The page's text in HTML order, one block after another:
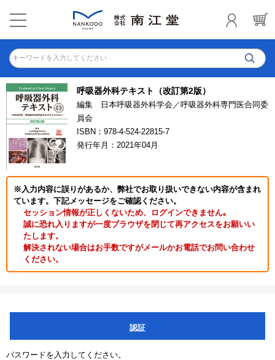
キーワードを入力してください
呼吸器外科テキスト（改訂第2版）
編集 日本呼吸器外科学会／呼吸器外科専門医合同委
員会
ISBN：978-4-524-22815-7
発行年月：2021年04月
※入力内容に誤りがあるか、弊社でお取り扱いできない内容が含まれ
ています。下記メッセージをご確認ください。
セッション情報が正しくないため、ログインできません｡
誠に恐れ入りますが一度ブラウザを閉じて再アクセスをお願いい
たします。
解決されない場合はお手数ですがメールかお電話でお問い合わせ
ください。
認証
パスワードを入力してください。